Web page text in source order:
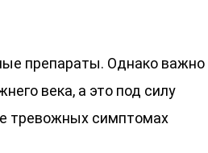
препараты. Однако важно
века, а это под силу
тревожных симптомах